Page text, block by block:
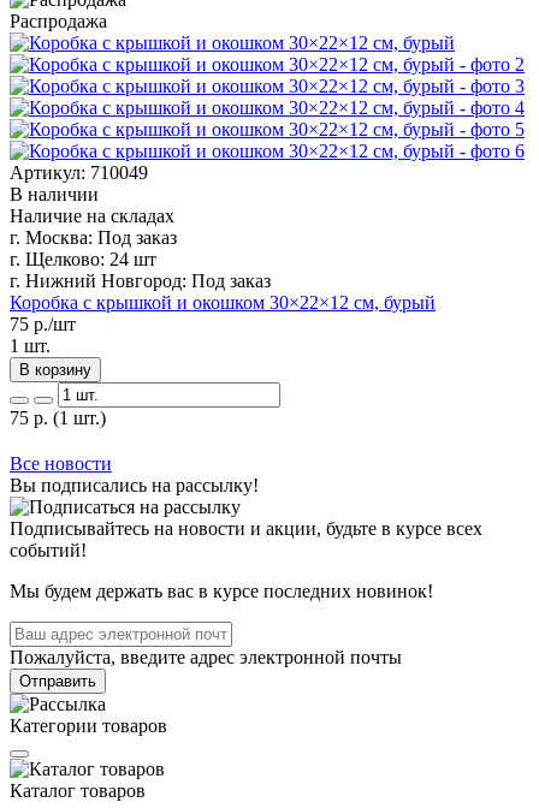
Распродажа
Артикул: 710049
В наличии
Наличие на складах
г. Москва: Под заказ
г. Щелково: 24 шт
г. Нижний Новгород: Под заказ
Коробка с крышкой и окошком 30×22×12 см, бурый
75 р./шт
1 шт.
В корзину
75 р. (1 шт.)
Все новости
Вы подписались на рассылку!
Подписывайтесь на новости и акции, будьте в курсе всех
событий!
Мы будем держать вас в курсе последних новинок!
Пожалуйста, введите адрес электронной почты
Отправить
Категории товаров
Каталог товаров